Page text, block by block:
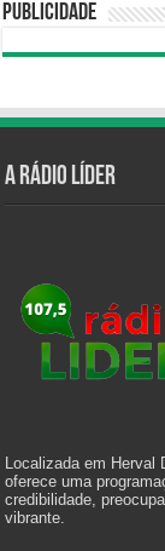
Publicidade
A Rádio Líder
Localizada em Herval
oferece uma
credibilidade,
vibrante.